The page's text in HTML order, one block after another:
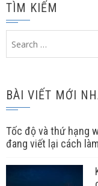
TÌM KIẾM
BÀI VIẾT MỚI
Tốc độ và thứ hạng
đang viết lại cách